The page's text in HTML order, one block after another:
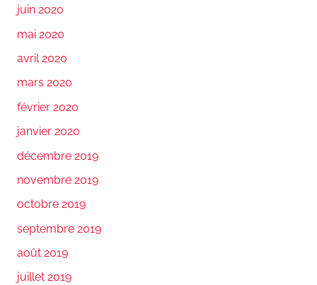
juin 2020
mai 2020
avril 2020
mars 2020
février 2020
janvier 2020
décembre 2019
novembre 2019
octobre 2019
septembre 2019
août 2019
juillet 2019